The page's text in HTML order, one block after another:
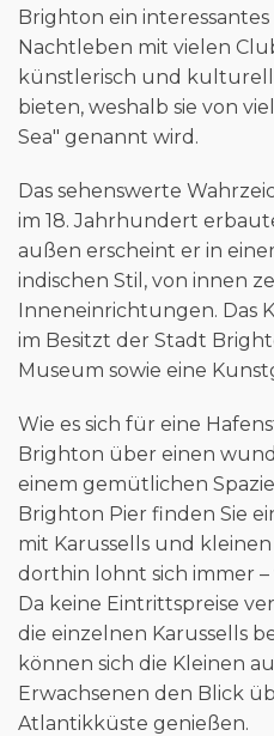
Brighton ein
Nachtleben mit vielen
künstlerisch und
bieten, weshalb sie von
Sea" genannt wird.
Das sehenswerte
im 18. Jahrhundert
außen erscheint er in
indischen Stil, von innen
Inneneinrichtungen. Das
im Besitzt der Stadt
Museum sowie eine
Wie es sich für eine
Brighton über einen
einem gemütlichen
Brighton Pier finden Sie
mit Karussells und
dorthin lohnt sich immer
Da keine Eintrittspreise
die einzelnen Karussells
können sich die Kleinen
Erwachsenen den Blick
Atlantikküste genießen.